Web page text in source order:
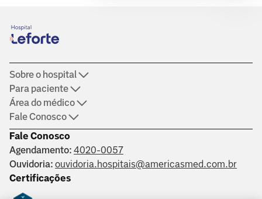
Fale Conosco
Agendamento: 4020-0057
Ouvidoria: ouvidoria.hospitais@americasmed.com.br
Certificações
Sobre o hospital
Para paciente
Área do médico
Fale Conosco